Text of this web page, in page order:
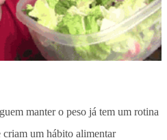
manter o peso já tem um rotina
criam um hábito alimentar